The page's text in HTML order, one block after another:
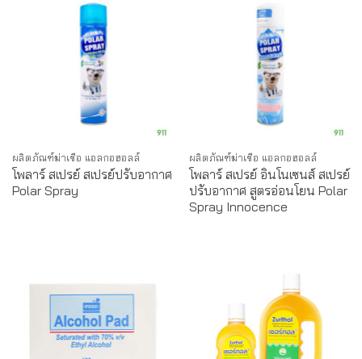
ผลิตภัณฑ์ฆ่าเชื้อ แอลกอฮอลล์
โพลาร์ สเปรย์ สเปรย์ปรับอากาศ
Polar Spray
ผลิตภัณฑ์ฆ่าเชื้อ แอลกอฮอลล์
โพลาร์ สเปรย์ อินโนเซนส์ สเปรย์
ปรับอากาศ สูตรอ่อนโยน Polar
Spray Innocence